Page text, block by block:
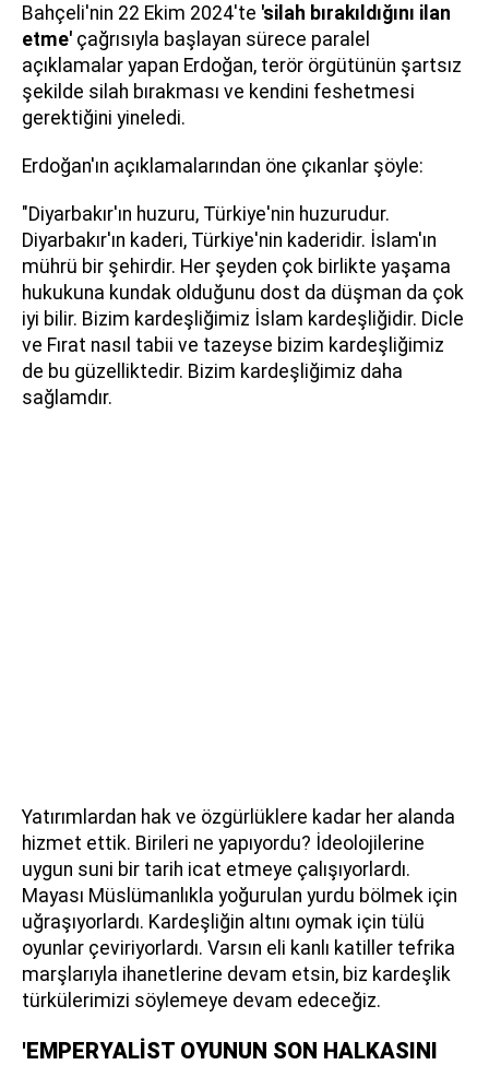
Bahçeli'nin 22 Ekim 2024'te 'silah bırakıldığını ilan
etme' çağrısıyla başlayan sürece paralel
açıklamalar yapan Erdoğan, terör örgütünün şartsız
şekilde silah bırakması ve kendini feshetmesi
gerektiğini yineledi.
Erdoğan'ın açıklamalarından öne çıkanlar şöyle:
"Diyarbakır'ın huzuru, Türkiye'nin huzurudur.
Diyarbakır'ın kaderi, Türkiye'nin kaderidir. İslam'ın
mührü bir şehirdir. Her şeyden çok birlikte yaşama
hukukuna kundak olduğunu dost da düşman da çok
iyi bilir. Bizim kardeşliğimiz İslam kardeşliğidir. Dicle
ve Fırat nasıl tabii ve tazeyse bizim kardeşliğimiz
de bu güzelliktedir. Bizim kardeşliğimiz daha
sağlamdır.
Yatırımlardan hak ve özgürlüklere kadar her alanda
hizmet ettik. Birileri ne yapıyordu? İdeolojilerine
uygun suni bir tarih icat etmeye çalışıyorlardı.
Mayası Müslümanlıkla yoğurulan yurdu bölmek için
uğraşıyorlardı. Kardeşliğin altını oymak için tülü
oyunlar çeviriyorlardı. Varsın eli kanlı katiller tefrika
marşlarıyla ihanetlerine devam etsin, biz kardeşlik
türkülerimizi söylemeye devam edeceğiz.
'EMPERYALİST OYUNUN SON HALKASINI